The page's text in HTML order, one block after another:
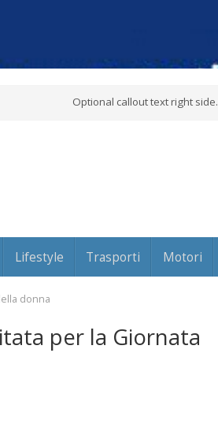
Optional callout text right side.
Lifestyle Trasporti Motori
donna
per la Giornata